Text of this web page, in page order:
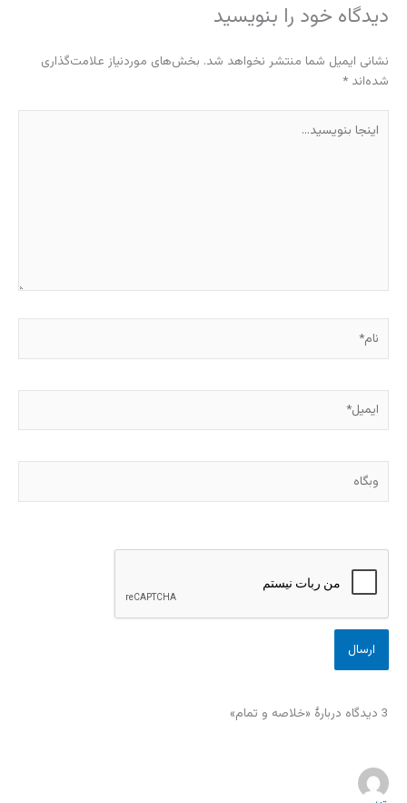
دیدگاه‌ خود را بنویسید
نشانی ایمیل شما منتشر نخواهد شد. بخش‌های موردنیاز علامت‌گذاری
شده‌اند *
بنویسید…
وبگاه
3 دیدگاه دربارهٔ «خلاصه و تمام»